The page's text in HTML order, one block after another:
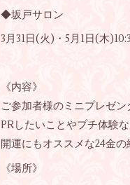
◆坂戸サロン
3月31日(火)・5月1日(木
《内容》
ご参加者様のミニプレゼ
PRしたいことやプチ体験
開運にもオススメな24金
《場所》